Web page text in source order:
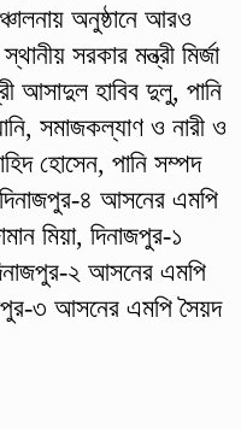
অনুষ্ঠানে আরও
সরকার মন্ত্রী মির্জা
আসাদুল হাবিব দুলু, পানি
সমাজকল্যাণ ও নারী ও
হোসেন, পানি সম্পদ
৪ আসনের এমপি
মিয়া, দিনাজপুর-১
২ আসনের এমপি
৩ আসনের এমপি সৈয়দ